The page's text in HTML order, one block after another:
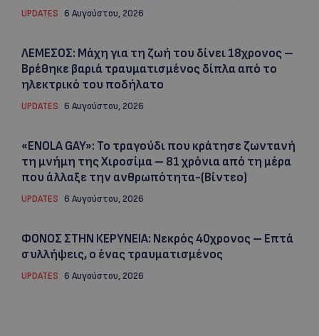
UPDATES 6 Αυγούστου, 2026
ΛΕΜΕΣΟΣ: Μάχη για τη ζωή του δίνει 18χρονος –
Βρέθηκε βαριά τραυματισμένος δίπλα από το
ηλεκτρικό του ποδήλατο
UPDATES 6 Αυγούστου, 2026
«ENOLA GAY»: Το τραγούδι που κράτησε ζωντανή
τη μνήμη της Χιροσίμα – 81 χρόνια από τη μέρα
που άλλαξε την ανθρωπότητα-(Bίντεο)
UPDATES 6 Αυγούστου, 2026
ΦΟΝΟΣ ΣΤΗΝ ΚΕΡΥΝΕΙΑ: Νεκρός 40χρονος – Επτά
συλλήψεις, ο ένας τραυματισμένος
UPDATES 6 Αυγούστου, 2026